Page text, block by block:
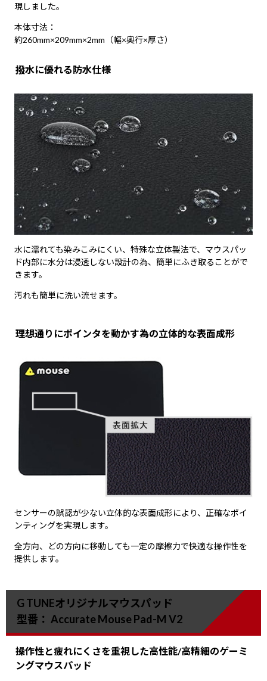
現しました。
本体寸法：
約260mm×209mm×2mm（幅×奥行×厚さ）
撥水に優れる防水仕様
水に濡れても染みこみにくい、特殊な立体製法で、マウスパッ
ド内部に水分は浸透しない設計の為、簡単にふき取ることがで
きます。
汚れも簡単に洗い流せます。
理想通りにポインタを動かす為の立体的な表面成形
センサーの誤認が少ない立体的な表面成形により、正確なポイ
ンティングを実現します。
全方向、どの方向に移動しても一定の摩擦力で快適な操作性を
提供します。
G TUNEオリジナルマウスパッド
型番： Accurate Mouse Pad-M V2
操作性と疲れにくさを重視した高性能/高精細のゲーミ
ングマウスパッド